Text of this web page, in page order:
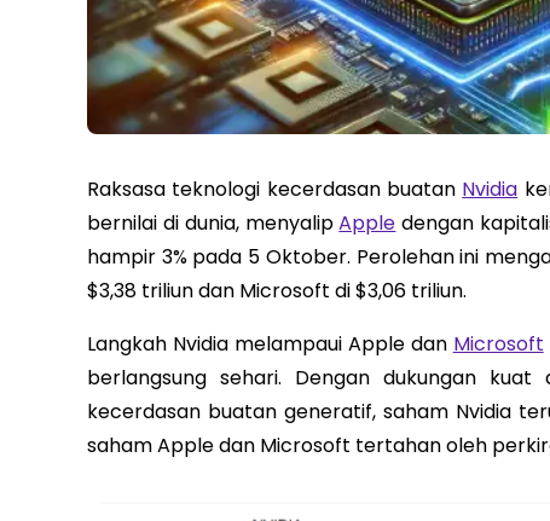
Raksasa teknologi kecerdasan buatan Nvidia
bernilai di dunia, menyalipApple dengan
hampir 3% pada 5 Oktober. Perolehan ini
$3,38 triliun dan Microsoft di $3,06 triliun.
Langkah Nvidia melampaui Apple dan Microsoft
berlangsung sehari. Dengan dukungan
kecerdasan buatan generatif, saham Nvidia
saham Apple dan Microsoft tertahan oleh